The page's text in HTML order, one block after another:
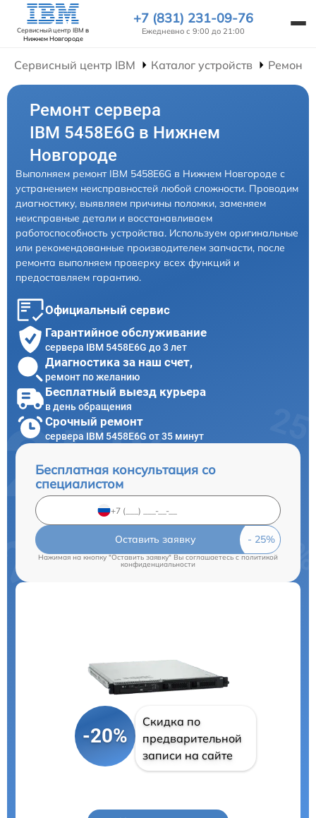
Сервисный центр IBM в
Нижнем Новгороде
+7 (831) 231-09-76
Ежедневно с 9:00 до 21:00
Сервисный центр IBM Каталог устройств Ремонт
Ремонт сервера
IBM 5458E6G в Нижнем
Новгороде
Выполняем ремонт IBM 5458E6G в Нижнем Новгороде с
устранением неисправностей любой сложности. Проводим
диагностику, выявляем причины поломки, заменяем
неисправные детали и восстанавливаем
работоспособность устройства. Используем оригинальные
или рекомендованные производителем запчасти, после
ремонта выполняем проверку всех функций и
предоставляем гарантию.
Официальный сервис
Гарантийное обслуживание
сервера IBM 5458E6G до 3 лет
Диагностика за наш счет,
ремонт по желанию
Бесплатный выезд курьера
в день обращения
Срочный ремонт
сервера IBM 5458E6G от 35 минут
Бесплатная консультация со
специалистом
Оставить заявку
Нажимая на кнопку "Оставить заявку" Вы соглашаетесь c политикой
конфиденциальности
-20%
Скидка по
предварительной
записи на сайте